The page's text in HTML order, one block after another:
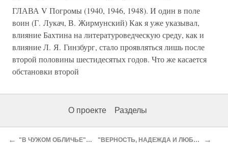
ГЛАВА V Погромы (1940, 1946, 1948). И один в поле
воин (Г. Лукач, В. Жирмунский) Как я уже указывал,
влияние Бахтина на литературоведческую среду, как и
влияние Л. Я. Гинзбург, стало проявляться лишь после
второй половины шестидесятых годов. Что же касается
обстановки второй
О проекте Разделы
← "В ЧУЖОМ ОБЛИЧЬЕ" (False Identity) США, 1990.100 минут. "ВЕРНОСТЬ, НАДЕЖДА И ЛЮБОВЬ" (Tro, hab og kaerlighed) Дания, 1985.99 минут. →